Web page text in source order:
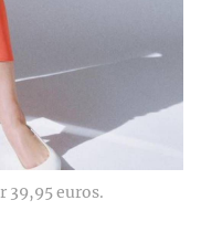
39,95 euros.